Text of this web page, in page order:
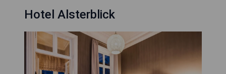
Hotel Alsterblick